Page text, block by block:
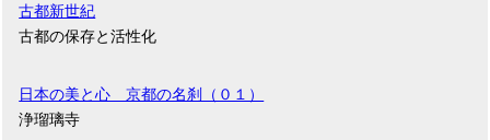
古都新世紀
古都の保存と活性化
日本の美と心 京都の名刹（０１）
浄瑠璃寺